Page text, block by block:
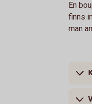
En
finns
man